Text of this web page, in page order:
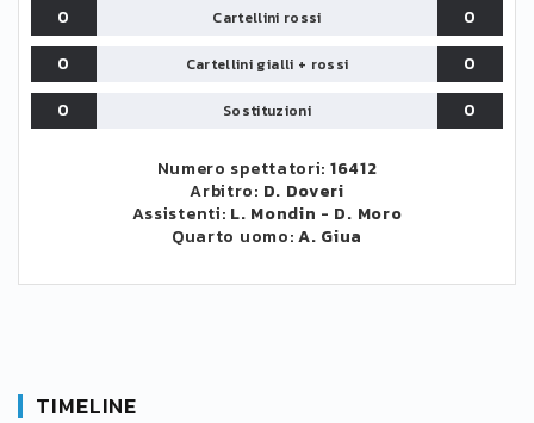
0
Cartellini rossi
0
0
Cartellini gialli + rossi
0
0
Sostituzioni 0
Numero spettatori: 16412
Arbitro: D. Doveri
Assistenti: L. Mondin - D. Moro
Quarto uomo:A. Giua
TIMELINE